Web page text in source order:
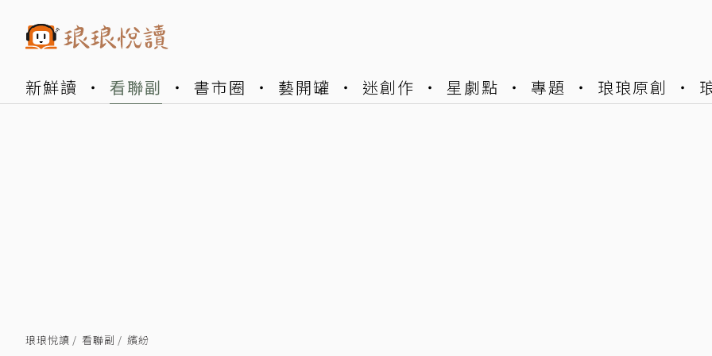
新鮮讀 看聯副 書市圈 藝開罐 迷創作 星劇點 專題 琅琅原創
琅琅悅讀 看聯副 繽紛